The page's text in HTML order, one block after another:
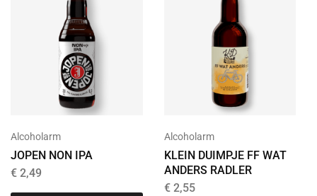
Alcoholarm
JOPEN NON IPA
€ 2,49
Alcoholarm
KLEIN DUIMPJE FF WAT
ANDERS RADLER
€2,55